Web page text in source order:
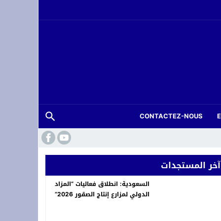
CONTACTEZ-NOUS
شاب في العشرينات ينهي حياته شنقاً بدوار تلغونت
بسهرة *أصوات تغني للوطن* في وجدة
آخر المستجدات
السعودية: انطلاق فعاليات “المزاد
الدولي لمزارع إنتاج الصقور 2026”